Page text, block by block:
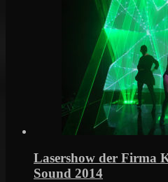
Lasershow der Firma
Sound 2014